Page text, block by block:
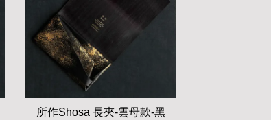
所作Shosa 長夾-雲母款-黑